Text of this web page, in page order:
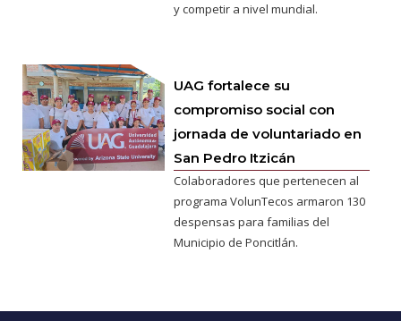
y competir a nivel mundial.
UAG fortalece su
compromiso social con
jornada de voluntariado en
San Pedro Itzicán
Colaboradores que pertenecen al
programa VolunTecos armaron 130
despensas para familias del
Municipio de Poncitlán.